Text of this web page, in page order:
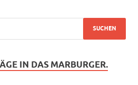
IN DAS MARBURGER.